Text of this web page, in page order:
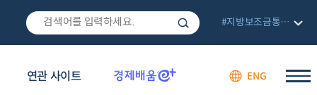
연관 사이트 ENG
#지방보조금통합관리망